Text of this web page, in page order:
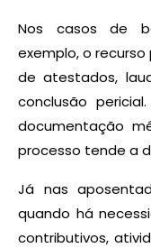
Nos casos de
exemplo, o
de atestados,
conclusão
documentação
processo tende a
Já nas
quando há
contributivos,